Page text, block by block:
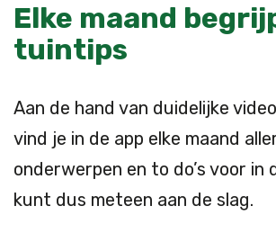
Elke maand
tuintips
Aan de hand van duidelijke
vind je in de app elke maand
onderwerpen en to do’s voor in
kunt dus meteen aan de slag.